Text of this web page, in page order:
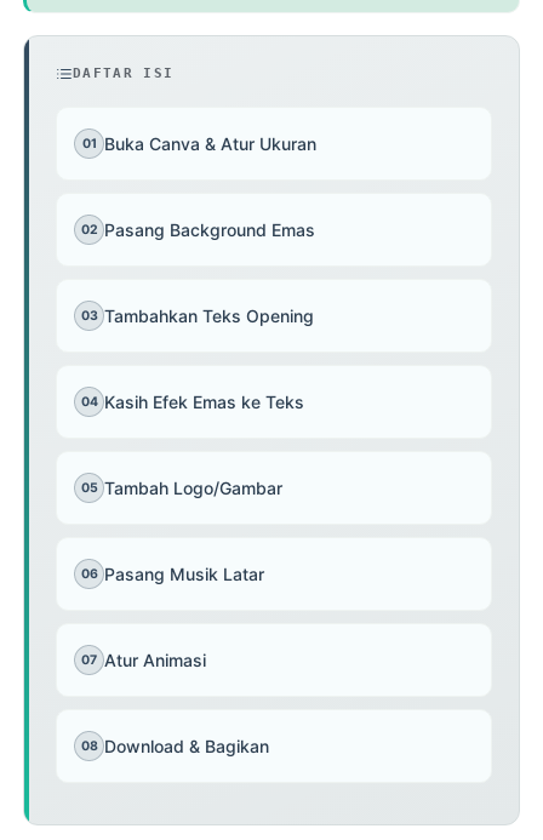
DAFTAR ISI
01 Buka Canva & Atur Ukuran
02 Pasang Background Emas
03 Tambahkan Teks Opening
04 Kasih Efek Emas ke Teks
05 Tambah Logo/Gambar
06 Pasang Musik Latar
07 Atur Animasi
08 Download & Bagikan